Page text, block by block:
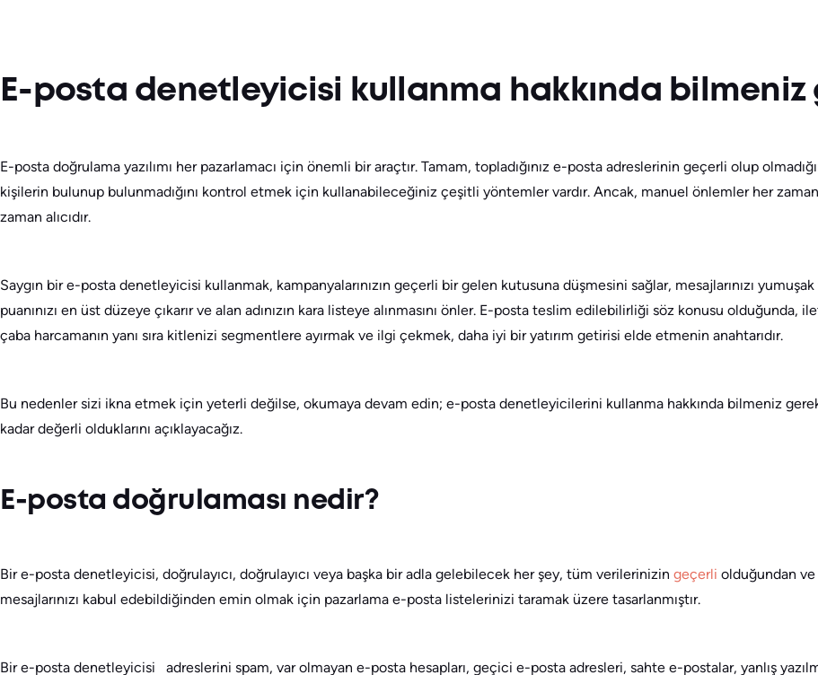
E-posta denetleyicisi kullanma hakkında bilmeniz
E-posta doğrulama yazılımı her pazarlamacı için önemli bir araçtır. Tamam, topladığınız e-posta adreslerinin geçerli olup
kişilerin bulunup bulunmadığını kontrol etmek için kullanabileceğiniz çeşitli yöntemler vardır. Ancak, manuel önlemler her
zaman alıcıdır.
Saygın bir e-posta denetleyicisi kullanmak, kampanyalarınızın geçerli bir gelen kutusuna düşmesini sağlar, mesajlarınızı
puanınızı en üst düzeye çıkarır ve alan adınızın kara listeye alınmasını önler. E-posta teslim edilebilirliği söz konusu
çaba harcamanın yanı sıra kitlenizi segmentlere ayırmak ve ilgi çekmek, daha iyi bir yatırım getirisi elde etmenin anahtarıdır.
Bu nedenler sizi ikna etmek için yeterli değilse, okumaya devam edin; e-posta denetleyicilerini kullanma hakkında bilmeniz
kadar değerli olduklarını açıklayacağız.
E-posta doğrulaması nedir?
Bir e-posta denetleyicisi, doğrulayıcı, doğrulayıcı veya başka bir adla gelebilecek her şey, tüm verilerinizin geçerli olduğundan ve
mesajlarınızı kabul edebildiğinden emin olmak için pazarlama e-posta listelerinizi taramak üzere tasarlanmıştır.
Bir e-posta denetleyicisi adreslerini spam, var olmayan e-posta hesapları, geçici e-posta adresleri, sahte e-postalar, yanlış